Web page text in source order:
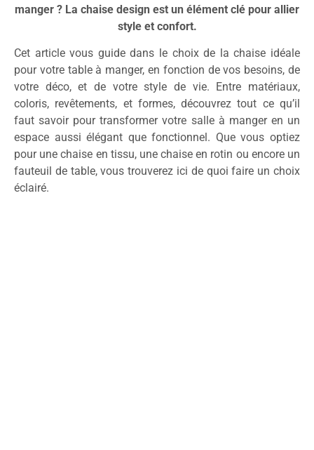
manger ? La chaise design est un élément clé pour allier
style et confort.
Cet article vous guide dans le choix de la chaise idéale
pour votre table à manger, en fonction de vos besoins, de
votre déco, et de votre style de vie. Entre matériaux,
coloris, revêtements, et formes, découvrez tout ce qu’il
faut savoir pour transformer votre salle à manger en un
espace aussi élégant que fonctionnel. Que vous optiez
pour une chaise en tissu, une chaise en rotin ou encore un
fauteuil de table, vous trouverez ici de quoi faire un choix
éclairé.